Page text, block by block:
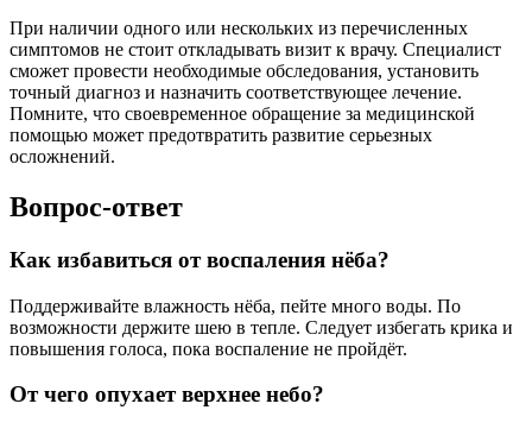
При наличии одного или нескольких из перечисленных
симптомов не стоит откладывать визит к врачу. Специалист
сможет провести необходимые обследования, установить
точный диагноз и назначить соответствующее лечение.
Помните, что своевременное обращение за медицинской
помощью может предотвратить развитие серьезных
осложнений.
Вопрос-ответ
Как избавиться от воспаления нёба?
Поддерживайте влажность нёба, пейте много воды. По
возможности держите шею в тепле. Следует избегать крика и
повышения голоса, пока воспаление не пройдёт.
От чего опухает верхнее небо?